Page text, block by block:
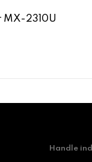
MX-2310U
Handle ind